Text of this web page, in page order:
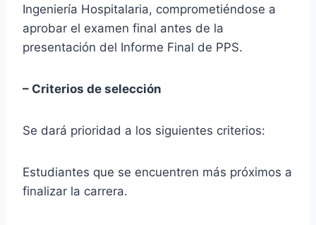
Ingeniería Hospitalaria, comprometiéndose a
aprobar el examen final antes de la
presentación del Informe Final de PPS.
– Criterios de selección
Se dará prioridad a los siguientes criterios:
Estudiantes que se encuentren más próximos a
finalizar la carrera.